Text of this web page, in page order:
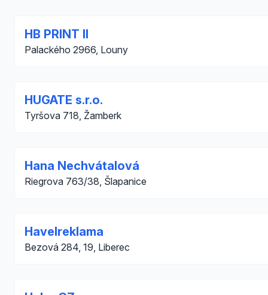
HB PRINT II
Palackého 2966, Louny
HUGATE s.r.o.
Tyršova 718, Žamberk
Hana Nechvátalová
Riegrova 763/38, Šlapanice
Havelreklama
Bezová 284, 19, Liberec